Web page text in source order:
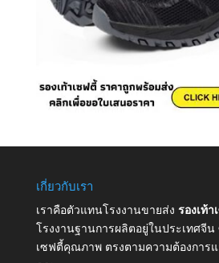
เกี่ยวกับเรา
เราคือตัวแทนโรงงานขายส่ง รองเท้า
โรงงานฐานการผลิตอยู่ในประเทศจีน
เซฟตี้คุณภาพ ตรงตามความต้องการ